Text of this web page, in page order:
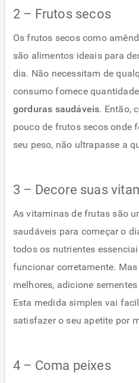
2 – Frutos secos
Os frutos secos como
são alimentos ideais para
dia. Não necessitam de
consumo fornece
gorduras saudáveis​​. Então,
pouco de frutos secos onde
seu peso, não ultrapasse a
3 – Decore suas
As vitaminas de frutas são
saudáveis ​​para começar o
todos os nutrientes
funcionar corretamente.
melhores, adicione
Esta medida simples vai
satisfazer o seu apetite por
4 – Coma peixes